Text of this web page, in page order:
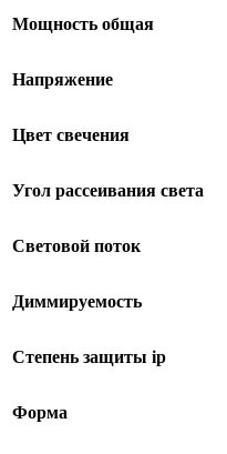
Мощность общая
Напряжение
Цвет свечения
Угол рассеивания света
Световой поток
Диммируемость
Степень защиты ip
Форма